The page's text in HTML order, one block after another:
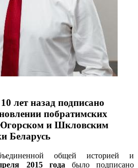
назад подписано
побратимских
и Шкловским
Беларусь
общей историей и
2015 года было подписано